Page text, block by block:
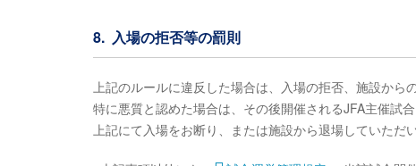
8. 入場の拒否等の罰則
上記のルールに違反した場合は、入場の拒否、施設から
特に悪質と認めた場合は、その後開催されるJFA主催試
上記にて入場をお断り、または施設から退場していただ